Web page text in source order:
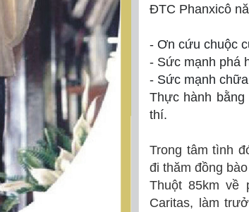
ĐTC Phanxicô
-Ơn cứu chuộc
- Sức mạnh phá
- Sức mạnh
Thực hành
thí.
Trong tâm tình
đi thăm đồng
Thuột 85km về
Caritas, làm